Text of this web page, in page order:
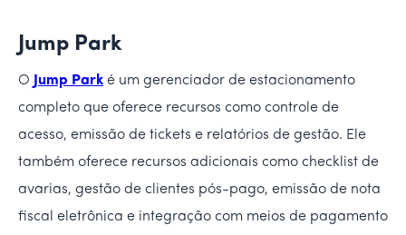
Jump Park
O Jump Parké um gerenciador de estacionamento
completo que oferece recursos como controle de
acesso, emissão de tickets e relatórios de gestão. Ele
também oferece recursos adicionais como checklist de
avarias, gestão de clientes pós-pago, emissão de nota
fiscal eletrônica e integração com meios de pagamento